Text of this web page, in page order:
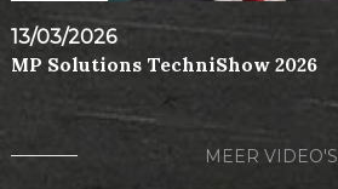
13/03/2026
MP Solutions TechniShow 2026
MEER VIDEO'S